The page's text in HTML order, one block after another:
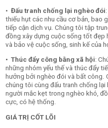
•Đấu tranh chống lại nghèo đói
thiếu hụt các nhu cầu cơ bản, bao
tiếp cận dịch vụ. Chúng tôi tập
đồng xây dựng cuộc sống tốt đẹp
và bảo vệ cuộc sống, sinh kế của
• Thúc đẩy công bằng xã hội:
những nhóm yếu thế và thúc đẩy
hưởng bởi nghèo đói và bất công.
chúng tôi cùng đấu tranh chống
người mắc kẹt trong nghèo khó,
cực, có hệ thống.
GIÁ TRỊ CỐT LÕI